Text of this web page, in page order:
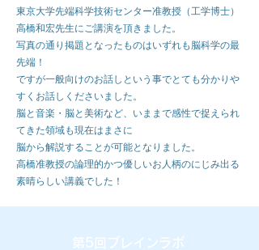
東京大学先端科学技術センター准教授（工学博士）
高橋和宏先生にご講演を頂きました。
写真の通り掲題となったものはいずれも脳科学の最
先端！
ですが一般向けのお話しという事でとても分かりや
すくお話しくださいました。
脳と音楽・脳と美術など、いままで感性で捉えられ
てきた領域も現在はまさに
脳から解説することが可能となりました。
高橋准教授の論理的かつ優しいお人柄のにじみ出る
素晴らしい講義でした！
第5回ブレインラボ